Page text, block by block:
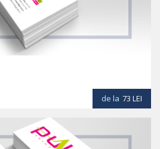
de la 73 LEI